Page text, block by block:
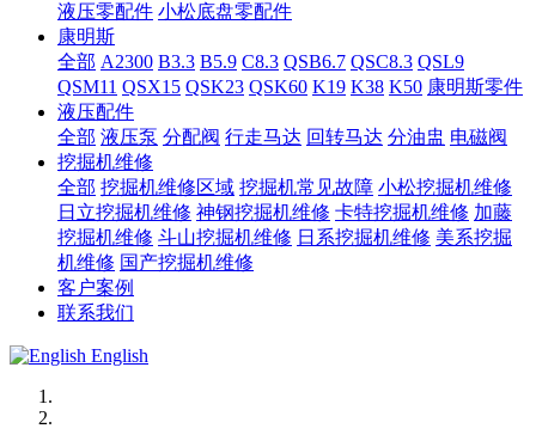
液压零配件 小松底盘零配件
康明斯
全部 A2300 B3.3 B5.9 C8.3 QSB6.7 QSC8.3 QSL9
QSM11 QSX15 QSK23 QSK60 K19 K38 K50 康明斯零件
液压配件
全部 液压泵 分配阀 行走马达 回转马达 分油盅 电磁阀
挖掘机维修
全部 挖掘机维修区域 挖掘机常见故障 小松挖掘机维修
日立挖掘机维修 神钢挖掘机维修 卡特挖掘机维修 加藤
挖掘机维修 斗山挖掘机维修 日系挖掘机维修 美系挖掘
机维修 国产挖掘机维修
客户案例
联系我们
English